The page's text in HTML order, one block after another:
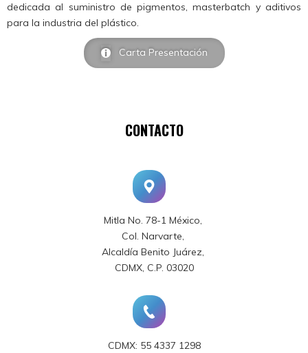
dedicada al suministro de pigmentos, masterbatch y aditivos
para la industria del plástico.
Carta Presentación
CONTACTO
Mitla No. 78-1 México,
Col. Narvarte,
Alcaldía Benito Juárez,
CDMX, C.P. 03020
CDMX: 55 4337 1298